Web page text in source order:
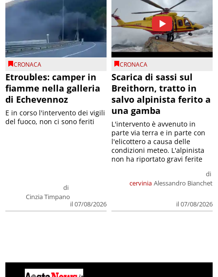
CRONACA
Etroubles: camper in
fiamme nella galleria
di Echevennoz
di
Cinzia Timpano
il 07/08/2026
E in corso l'intervento dei vigili
del fuoco, non ci sono feriti
CRONACA
Scarica di sassi sul
Breithorn, tratto in
salvo alpinista ferito a
una gamba
cervinia
di
Alessandro Bianchet
il 07/08/2026
L'intervento è avvenuto in
parte via terra e in parte con
l'elicottero a causa delle
condizioni meteo. L'alpinista
non ha riportato gravi ferite